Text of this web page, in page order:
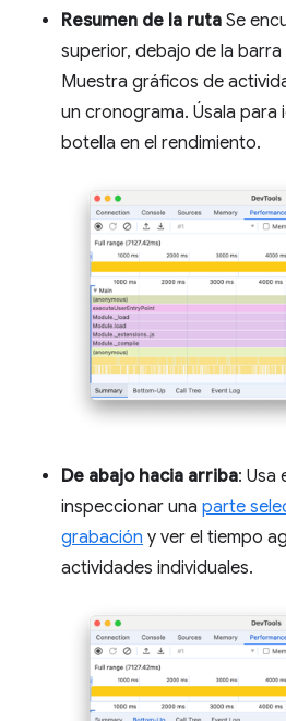
Resumen de la ruta Se
superior, debajo de la
Muestra gráficos de
un cronograma. Úsala
botella en el rendimiento.
De abajo hacia arriba: Usa
inspeccionar una parte
grabación y ver el tiempo
actividades individuales.